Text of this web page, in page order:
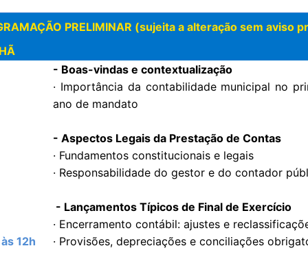
PRELIMINAR (sujeita a alteração sem aviso
12h
- Boas-vindas e contextualização
· Importância da contabilidade municipal no
ano de mandato
- Aspectos Legais da Prestação de Contas
· Fundamentos constitucionais e legais
· Responsabilidade do gestor e do contador
- Lançamentos Típicos de Final de Exercício
· Encerramento contábil: ajustes e
· Provisões, depreciações e conciliações